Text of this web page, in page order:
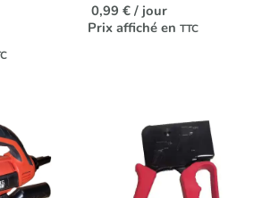
0,99 € / jour
Prix affiché en TTC